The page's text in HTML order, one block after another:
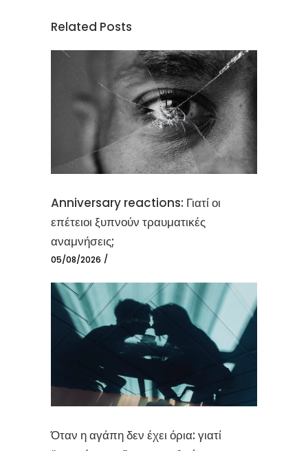
Related Posts
Anniversary reactions: Γιατί οι
επέτειοι ξυπνούν τραυματικές
αναμνήσεις;
05/08/2026
Όταν η αγάπη δεν έχει όρια: γιατί